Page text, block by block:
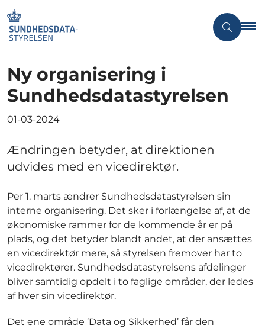
Ny organisering i
Sundhedsdatastyrelsen
01-03-2024
Ændringen betyder, at direktionen
udvides med en vicedirektør.
Per 1. marts ændrer Sundhedsdatastyrelsen sin
interne organisering. Det sker i forlængelse af, at de
økonomiske rammer for de kommende år er på
plads, og det betyder blandt andet, at der ansættes
en vicedirektør mere, så styrelsen fremover har to
vicedirektører. Sundhedsdatastyrelsens afdelinger
bliver samtidig opdelt i to faglige områder, der ledes
af hver sin vicedirektør.
Det ene område ‘Data og Sikkerhed’ får den